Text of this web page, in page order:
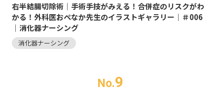
右半結腸切除術｜手術手技がみえる！合併症のリスクがわ
かる！外科医おぺなか先生のイラストギャラリー｜＃006
｜消化器ナーシング
消化器ナーシング
No.9